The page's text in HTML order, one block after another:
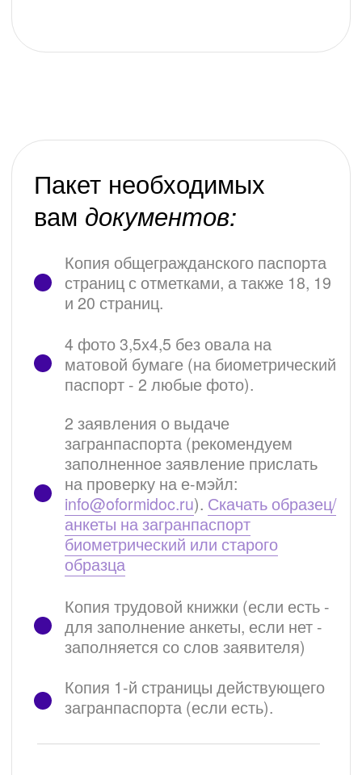
Порядок оформления:
Подготовить необходимые
документы
Подвезти/передать/отправить
документы в офис и оплатить
заказ
Приехать в МВД на подачу
Приехать в МВД на получение
Дополнительные услуги